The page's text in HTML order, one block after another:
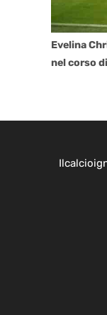
Evelina
nel corso